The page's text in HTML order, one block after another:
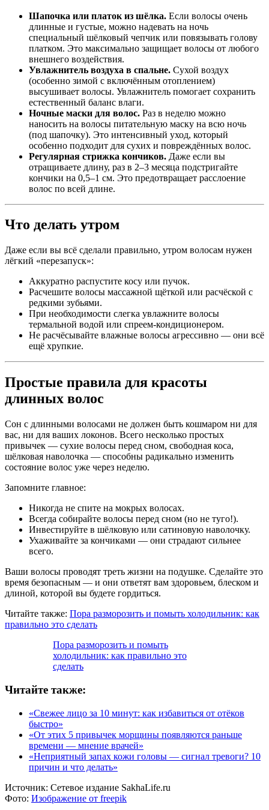
Шапочка или платок из шёлка. Если волосы очень
длинные и густые, можно надевать на ночь
специальный шёлковый чепчик или повязывать голову
платком. Это максимально защищает волосы от любого
внешнего воздействия.
Увлажнитель воздуха в спальне. Сухой воздух
(особенно зимой с включённым отоплением)
высушивает волосы. Увлажнитель помогает сохранить
естественный баланс влаги.
Ночные маски для волос. Раз в неделю можно
наносить на волосы питательную маску на всю ночь
(под шапочку). Это интенсивный уход, который
особенно подходит для сухих и повреждённых волос.
Регулярная стрижка кончиков. Даже если вы
отращиваете длину, раз в 2–3 месяца подстригайте
кончики на 0,5–1 см. Это предотвращает расслоение
волос по всей длине.
Что делать утром
Даже если вы всё сделали правильно, утром волосам нужен
лёгкий «перезапуск»:
Аккуратно распустите косу или пучок.
Расчешите волосы массажной щёткой или расчёской с
редкими зубьями.
При необходимости слегка увлажните волосы
термальной водой или спреем-кондиционером.
Не расчёсывайте влажные волосы агрессивно — они всё
ещё хрупкие.
Простые правила для красоты
длинных волос
Сон с длинными волосами не должен быть кошмаром ни для
вас, ни для ваших локонов. Всего несколько простых
привычек — сухие волосы перед сном, свободная коса,
шёлковая наволочка — способны радикально изменить
состояние волос уже через неделю.
Запомните главное:
Никогда не спите на мокрых волосах.
Всегда собирайте волосы перед сном (но не туго!).
Инвестируйте в шёлковую или сатиновую наволочку.
Ухаживайте за кончиками — они страдают сильнее
всего.
Ваши волосы проводят треть жизни на подушке. Сделайте это
время безопасным — и они ответят вам здоровьем, блеском и
длиной, которой вы будете гордиться.
Читайте также: Пора разморозить и помыть холодильник: как
правильно это сделать
Пора разморозить и помыть
холодильник: как правильно это
сделать
Читайте также:
«Свежее лицо за 10 минут: как избавиться от отёков
быстро»
«От этих 5 привычек морщины появляются раньше
времени — мнение врачей»
«Неприятный запах кожи головы — сигнал тревоги? 10
причин и что делать»
Источник: Сетевое издание SakhaLife.ru
Фото: Изображение от freepik